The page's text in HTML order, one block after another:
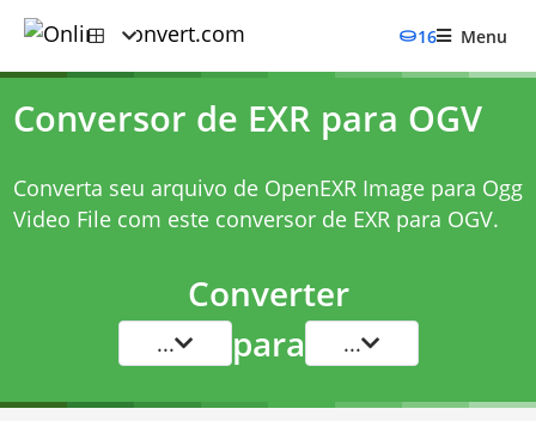
16 Menu
Conversor de EXR para OGV
Converta seu arquivo de OpenEXR Image para Ogg
Video File com este conversor de EXR para OGV.
Converter
... para ...